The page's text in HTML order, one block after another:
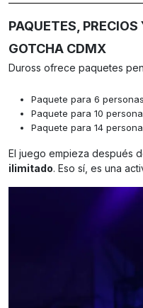
PAQUETES,
GOTCHA CDMX
Duross ofrece paquetes
Paquete para 6
Paquete para 10
Paquete para 14
El juego empieza después
ilimitado. Eso sí, es una